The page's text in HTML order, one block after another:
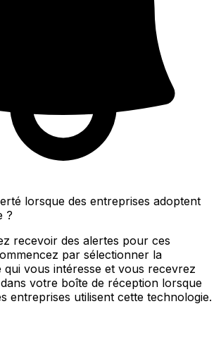
lorsque des entreprises adoptent
?
recevoir des alertes pour ces
par sélectionner la
qui vous intéresse et vous recevrez
votre boîte de réception lorsque
entreprises utilisent cette technologie.